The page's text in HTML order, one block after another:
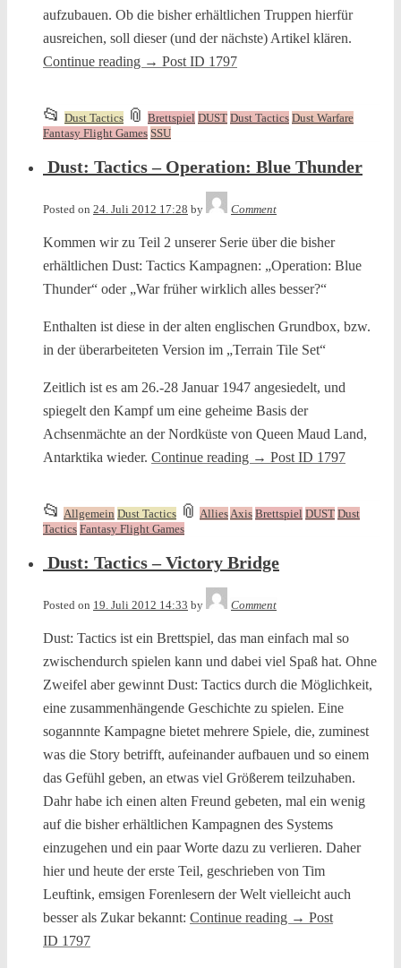
aufzubauen. Ob die bisher erhältlichen Truppen hierfür
ausreichen, soll dieser (und der nächste) Artikel klären.
Continue reading → Post ID 1797
📂 This
entry
posted
in
Dust Tactics 📎 and
tagged
Brettspiel DUST Dust Tactics Dust Warfare
Fantasy Flight Games SSU
Dust: Tactics – Operation: Blue Thunder
Posted on 24. Juli 2012 17:28 by
Comment
Kommen wir zu Teil 2 unserer Serie über die bisher
erhältlichen Dust: Tactics Kampagnen: „Operation: Blue
Thunder“ oder „War früher wirklich alles besser?“
Enthalten ist diese in der alten englischen Grundbox, bzw.
in der überarbeiteten Version im „Terrain Tile Set“
Zeitlich ist es am 26.-28 Januar 1947 angesiedelt, und
spiegelt den Kampf um eine geheime Basis der
Achsenmächte an der Nordküste von Queen Maud Land,
Antarktika wieder. Continue reading → Post ID 1797
📂 This
entry
posted
in
Allgemein Dust Tactics 📎 and
AlliesAxis Brettspiel DUST Dust
Tactics Fantasy Flight Games
Dust: Tactics – Victory Bridge
Posted on 19. Juli 2012 14:33 by
Comment
Dust: Tactics ist ein Brettspiel, das man einfach mal so
zwischendurch spielen kann und dabei viel Spaß hat. Ohne
Zweifel aber gewinnt Dust: Tactics durch die Möglichkeit,
eine zusammenhängende Geschichte zu spielen. Eine
sogannnte Kampagne bietet mehrere Spiele, die, zuminest
was die Story betrifft, aufeinander aufbauen und so einem
das Gefühl geben, an etwas viel Größerem teilzuhaben.
Dahr habe ich einen alten Freund gebeten, mal ein wenig
auf die bisher erhältlichen Kampagnen des Systems
einzugehen und ein paar Worte dazu zu verlieren. Daher
hier und heute der erste Teil, geschrieben von Tim
Leuftink, emsigen Forenlesern der Welt vielleicht auch
besser als Zukar bekannt: Continue reading → Post
ID 1797